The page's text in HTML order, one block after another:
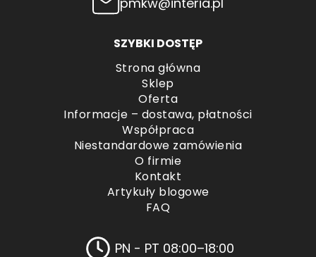
SZYBKI DOSTĘP
Strona główna
Sklep
Oferta
Informacje – dostawa, płatności
Współpraca
Niestandardowe zamówienia
O firmie
Kontakt
Artykuły blogowe
FAQ
PN - PT 08:00–18:00